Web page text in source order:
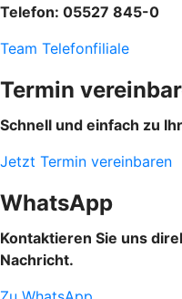
Telefon: 05527 845-0
Team Telefonfiliale
Termin
Schnell und einfach zu
Jetzt Termin vereinbaren
WhatsApp
Kontaktieren Sie uns
Nachricht.